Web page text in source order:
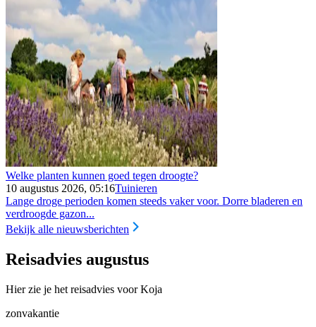
Welke planten kunnen goed tegen droogte?
10 augustus 2026, 05:16Tuinieren
Lange droge perioden komen steeds vaker voor. Dorre bladeren en
verdroogde gazon...
Bekijk alle nieuwsberichten
Reisadvies augustus
Hier zie je het reisadvies voor Koja
zonvakantie